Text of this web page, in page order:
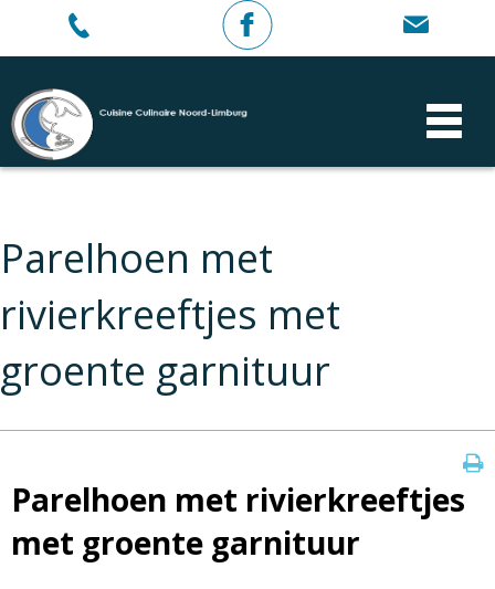
Parelhoen met
rivierkreeftjes met
groente garnituur
Parelhoen met rivierkreeftjes
met groente garnituur